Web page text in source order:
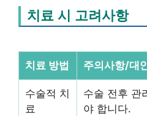
치료 시 고려사항
치료 방법 주의사항/대
수술적 치
료
수술 전후 관
야 합니다.